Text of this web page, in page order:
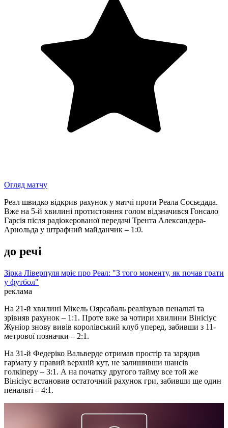
Огляд матчу
Реал швидко відкрив рахунок у матчі проти Реала Сосьєдада.
Вже на 5-й хвилині протистояння голом відзначився Гонсало
Гарсія після радіокерованої передачі Трента Александера-
Арнольда у штрафний майданчик – 1:0.
до речі
Зірка Ліверпуля мріє про Реал: "З того моменту, як почав грати
у футбол"
реклама
На 21-й хвилині Мікель Оярсабаль реалізував пенальті та
зрівняв рахунок – 1:1. Проте вже за чотири хвилини Вінісіус
Жуніор знову вивів королівський клуб уперед, забивши з 11-
метрової позначки – 2:1.
На 31-й Федеріко Вальверде отримав простір та зарядив
гармату у правий верхній кут, не залишивши шансів
голкіперу – 3:1. А на початку другого тайму все той же
Вінісіус встановив остаточний рахунок гри, забивши ще один
пенальті – 4:1.